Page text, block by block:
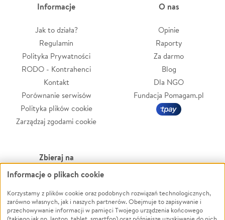
Informacje
Jak to działa?
Regulamin
Polityka Prywatności
RODO - Kontrahenci
Kontakt
Porównanie serwisów
Polityka plików cookie
Zarządzaj zgodami cookie
O nas
Opinie
Raporty
Za darmo
Blog
Dla NGO
Fundacja Pomagam.pl
Zbieraj na
Leczenie
Zwierzęta
Pożar
Powódź
Wichura
Informacje o plikach cookie
Korzystamy z plików cookie oraz podobnych rozwiązań technologicznych,
zarówno własnych, jak i naszych partnerów. Obejmuje to zapisywanie i
przechowywanie informacji w pamięci Twojego urządzenia końcowego